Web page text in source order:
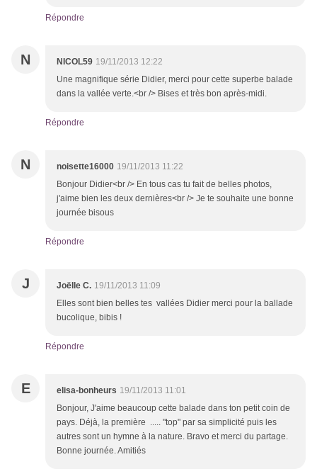
Répondre
N NICOL59 19/11/2013 12:22
Une magnifique série Didier, merci pour cette superbe balade
dans la vallée verte.<br /> Bises et très bon après-midi.
Répondre
N noisette16000 19/11/2013 11:22
Bonjour Didier<br /> En tous cas tu fait de belles photos,
j'aime bien les deux dernières<br /> Je te souhaite une bonne
journée bisous
Répondre
J Joëlle C. 19/11/2013 11:09
Elles sont bien belles tes vallées Didier merci pour la ballade
bucolique, bibis !
Répondre
E elisa-bonheurs 19/11/2013 11:01
Bonjour, J'aime beaucoup cette balade dans ton petit coin de
pays. Déjà, la première ..... "top" par sa simplicité puis les
autres sont un hymne à la nature. Bravo et merci du partage.
Bonne journée. Amitiés